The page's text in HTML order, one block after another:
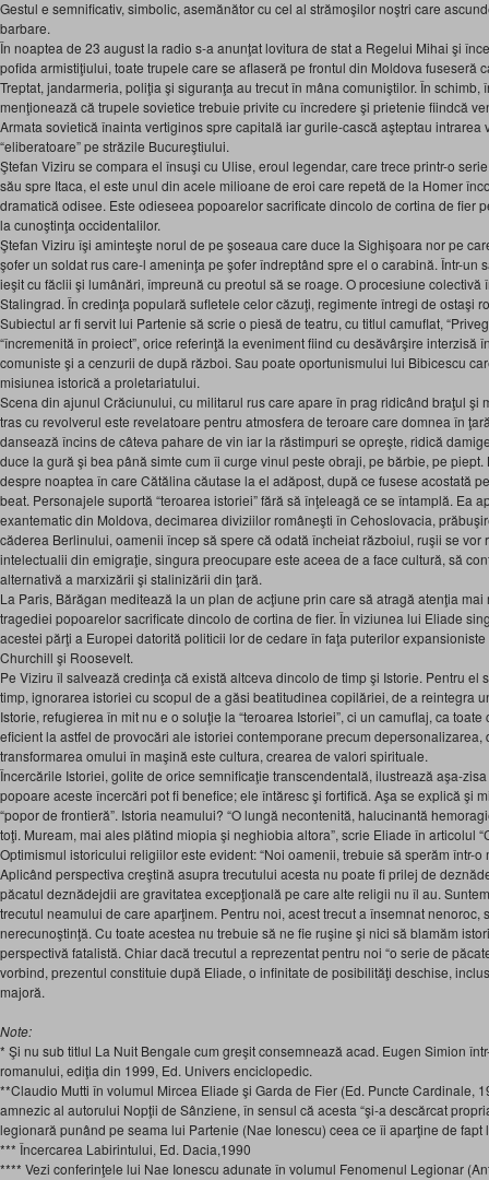
Gestul e semnificativ, simbolic, asemănător cu cel al strămoşilor noştri care
barbare.
În noaptea de 23 august la radio s-a anunţat lovitura de stat a Regelui Mihai şi
pofida armistiţiului, toate trupele care se aflaseră pe frontul din Moldova fuseseră
Treptat, jandarmeria, poliţia şi siguranţa au trecut în mâna comuniştilor. În
menţionează că trupele sovietice trebuie privite cu încredere şi prietenie fiindcă
Armata sovietică înainta vertiginos spre capitală iar gurile-cască aşteptau intrarea
“eliberatoare” pe străzile Bucureştiului.
Ştefan Viziru se compara el însuşi cu Ulise, eroul legendar, care trece printr-o
său spre Itaca, el este unul din acele milioane de eroi care repetă de la Homer
dramatică odisee. Este odieseea popoarelor sacrificate dincolo de cortina de fier
la cunoştinţa occidentalilor.
Ştefan Viziru îşi aminteşte norul de pe şoseaua care duce la Sighişoara nor pe
şofer un soldat rus care-l ameninţa pe şofer îndreptând spre el o carabină. Într-un
ieşit cu făclii şi lumânări, împreună cu preotul să se roage. O procesiune colectivă
Stalingrad. În credinţa populară sufletele celor căzuţi, regimente întregi de ostaşi
Subiectul ar fi servit lui Partenie să scrie o piesă de teatru, cu titlul camuflat,
“încremenită în proiect”, orice referinţă la eveniment fiind cu desăvârşire interzisă
comuniste şi a cenzurii de după război. Sau poate oportunismului lui Bibicescu
misiunea istorică a proletariatului.
Scena din ajunul Crăciunului, cu militarul rus care apare în prag ridicând braţul şi
tras cu revolverul este revelatoare pentru atmosfera de teroare care domnea în
dansează încins de câteva pahare de vin iar la răstimpuri se opreşte, ridică
duce la gură şi bea până simte cum îi curge vinul peste obraji, pe bărbie, pe
despre noaptea în care Cătălina căutase la el adăpost, după ce fusese acostată
beat. Personajele suportă “teroarea istoriei” fără să înţeleagă ce se întamplă. Ea
exantematic din Moldova, decimarea diviziilor româneşti în Cehoslovacia,
căderea Berlinului, oamenii încep să spere că odată încheiat războiul, ruşii se vor
intelectualii din emigraţie, singura preocupare este aceea de a face cultură, să
alternativă a marxizării şi stalinizării din ţară.
La Paris, Bărăgan meditează la un plan de acţiune prin care să atragă atenţia
tragediei popoarelor sacrificate dincolo de cortina de fier. În viziunea lui Eliade
acestei părţi a Europei datorită politicii lor de cedare în faţa puterilor
Churchill şi Roosevelt.
Pe Viziru îl salvează credinţa că există altceva dincolo de timp şi Istorie. Pentru el
timp, ignorarea istoriei cu scopul de a găsi beatitudinea copilăriei, de a reintegra
Istorie, refugierea în mit nu e o soluţie la “teroarea Istoriei”, ci un camuflaj, ca
eficient la astfel de provocări ale istoriei contemporane precum depersonalizarea,
transformarea omului în maşină este cultura, crearea de valori spirituale.
Încercările Istoriei, golite de orice semnificaţie transcendentală, ilustrează aşa-
popoare aceste încercări pot fi benefice; ele întăresc şi fortifică. Aşa se explică şi
“popor de frontieră”. Istoria neamului? “O lungă necontenită, halucinantă
toţi. Muream, mai ales plătind miopia şi neghiobia altora”, scrie Eliade în articolul
Optimismul istoricului religiilor este evident: “Noi oamenii, trebuie să sperăm într-o
Aplicând perspectiva creştină asupra trecutului acesta nu poate fi prilej de
păcatul deznădejdii are gravitatea excepţională pe care alte religii nu îl au.
trecutul neamului de care aparţinem. Pentru noi, acest trecut a însemnat nenoroc,
nerecunoştinţă. Cu toate acestea nu trebuie să ne fie ruşine şi nici să blamăm
perspectivă fatalistă. Chiar dacă trecutul a reprezentat pentru noi “o serie de
vorbind, prezentul constituie după Eliade, o infinitate de posibilităţi deschise,
majoră.
Note:
* Şi nu sub titlul La Nuit Bengale cum greşit consemnează acad. Eugen Simion
romanului, ediţia din 1999, Ed. Univers enciclopedic.
**Claudio Mutti în volumul Mircea Eliade şi Garda de Fier (Ed. Puncte Cardinale,
amnezic al autorului Nopţii de Sânziene, în sensul că acesta “şi-a descărcat
legionară punând pe seama lui Partenie (Nae Ionescu) ceea ce îi aparţine de fapt
*** Încercarea Labirintului, Ed. Dacia,1990
**** Vezi conferinţele lui Nae Ionescu adunate în volumul Fenomenul Legionar